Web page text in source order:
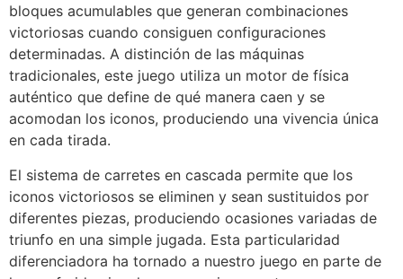
bloques acumulables que generan combinaciones
victoriosas cuando consiguen configuraciones
determinadas. A distinción de las máquinas
tradicionales, este juego utiliza un motor de física
auténtico que define de qué manera caen y se
acomodan los iconos, produciendo una vivencia única
en cada tirada.
El sistema de carretes en cascada permite que los
iconos victoriosos se eliminen y sean sustituidos por
diferentes piezas, produciendo ocasiones variadas de
triunfo en una simple jugada. Esta particularidad
diferenciadora ha tornado a nuestro juego en parte de